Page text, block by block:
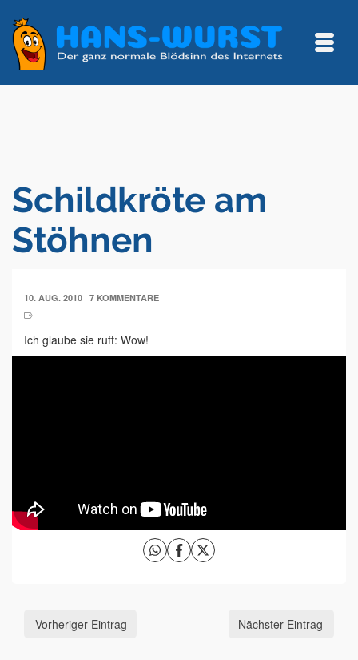
Schildkröte am
Stöhnen
10. AUG. 2010 | 7 KOMMENTARE
Ich glaube sie ruft: Wow!
Vorheriger Eintrag Nächster Eintrag